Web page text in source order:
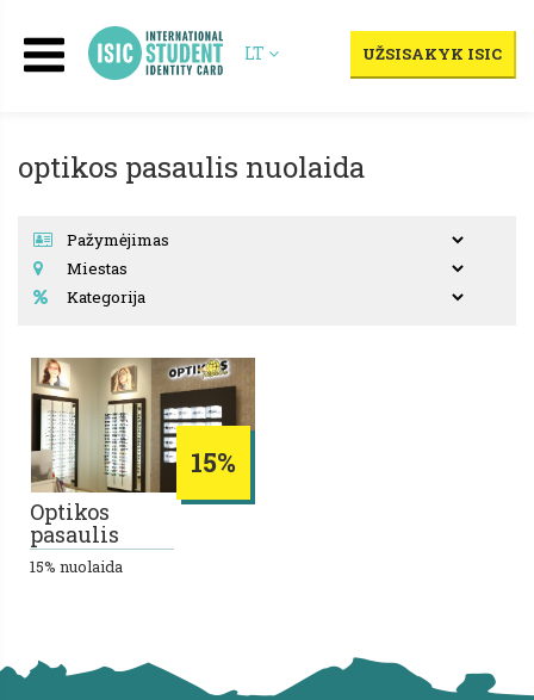
LT UŽSISAKYK ISIC
optikos pasaulis nuolaida
15%
Optikos
pasaulis
15% nuolaida